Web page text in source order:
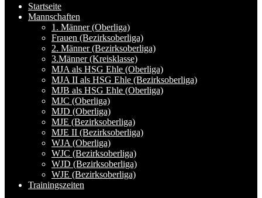
Startseite
Mannschaften
1. Männer (Oberliga)
Frauen (Bezirksoberliga)
2. Männer (Bezirksoberliga)
3.Männer (Kreisklasse)
MJA als HSG Ehle (Oberliga)
MJA II als HSG Ehle (Bezirksoberliga)
MJB als HSG Ehle (Oberliga)
MJC (Oberliga)
MJD (Oberliga)
MJE (Bezirksoberliga)
MJE II (Bezirksoberliga)
WJA (Oberliga)
WJC (Bezirksoberliga)
WJD (Bezirksoberliga)
WJE (Bezirksoberliga)
Trainingszeiten